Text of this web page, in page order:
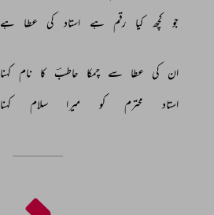
جو
کچھ کیا رقم ہے استاد کی عطا ہے
ان کی عطا سے چمکا حاطبؔ کا نام کہنا
استاد
محترم کو میرا سلام کہنا